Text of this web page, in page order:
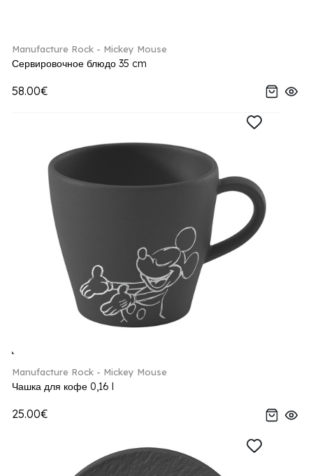
Manufacture Rock - Mickey Mouse
Сервировочное блюдо 35 cm
58.00€
Manufacture Rock - Mickey Mouse
Чашка для кофе 0,16 l
25.00€